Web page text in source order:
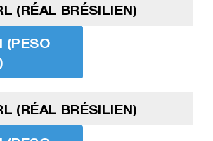
(RÉAL BRÉSILIEN)
(PESO
(RÉAL BRÉSILIEN)